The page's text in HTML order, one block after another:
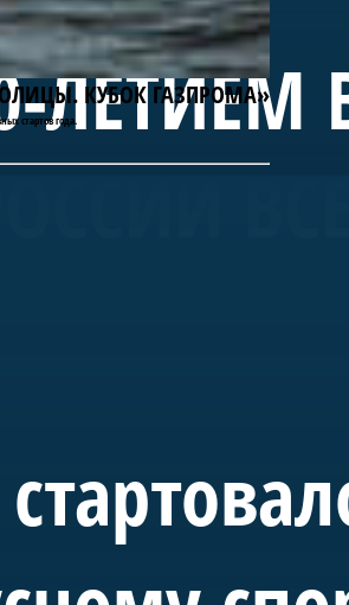
ЛЕТИЕМ
КУБОК ГАЗПРОМА»
стартов года.